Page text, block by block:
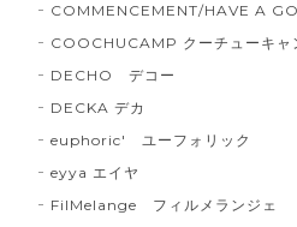
COMMENCEMENT/HAVE A
COOCHUCAMP クーチューキャ
DECHO デコー
DECKA デカ
euphoric' ユーフォリック
eyya エイヤ
FilMelange フィルメランジェ